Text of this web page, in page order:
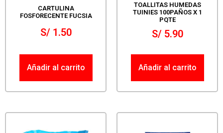
CARTULINA
FOSFORECENTE FUCSIA
S/1.50
Añadir al carrito
TOALLITAS HUMEDAS
TUINIES 100PAÑOS X 1
PQTE
S/5.90
Añadir al carrito